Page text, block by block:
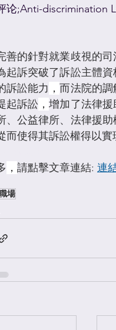
论;Anti-discrimination
善的針對就業歧視的司
起訴突破了訴訟主體
訴訟能力 ，而法院的
起訴訟 ，增加了法律
、公益律所、法律援
而使得其訴訟權得以實
， 請點擊文章連結: 連
場